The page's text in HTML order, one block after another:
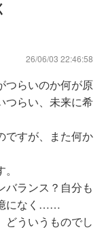
26/06/03 22:46:58
つらいのか何が原
つらい、未来に希
ですが、また何か
バランス？自分も
になく……
どういうものでし